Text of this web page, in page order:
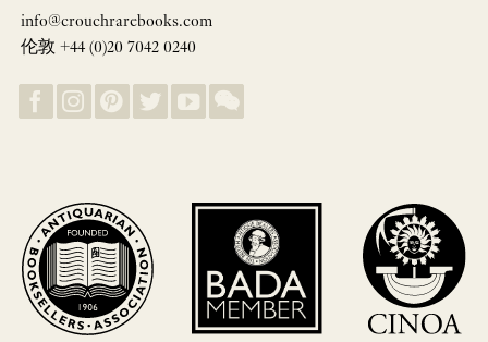
info@crouchrarebooks.com
伦敦 +44 (0)20 7042 0240